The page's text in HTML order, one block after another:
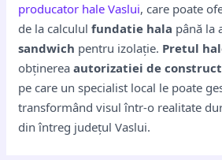
producator hale Vaslui, care poate
de la calcululfundatie hala până la
sandwich pentru izolație. Pretul
obținereaautorizatiei de
pe care un specialist local le poate
transformând visul într-o realitate
din întreg județul Vaslui.